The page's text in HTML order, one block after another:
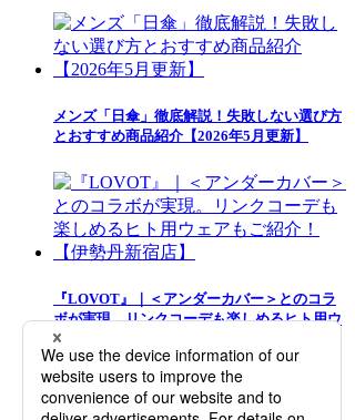
メンズ「日傘」徹底解説！失敗しない選び方
とおすすめ商品紹介【2026年5月更新】
『LOVOT』｜＜アンダーカバー＞とのコラ
ボが実現。リンクコーデも楽しめるヒト用ウ
ェアもご紹介！【伊勢丹新宿店】